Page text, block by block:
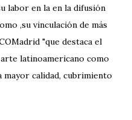
labor en la en la difusión
,su vinculación de más
"que destaca el
latinoamericano como
mayor calidad, cubrimiento